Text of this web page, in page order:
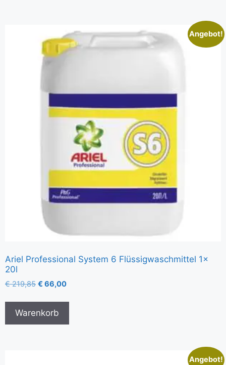
Angebot!
Ariel Professional System 6 Flüssigwaschmittel 1x
20l
€219,85 € 66,00
Warenkorb
Angebot!